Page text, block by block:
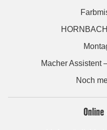
Macher Assistent
Noch